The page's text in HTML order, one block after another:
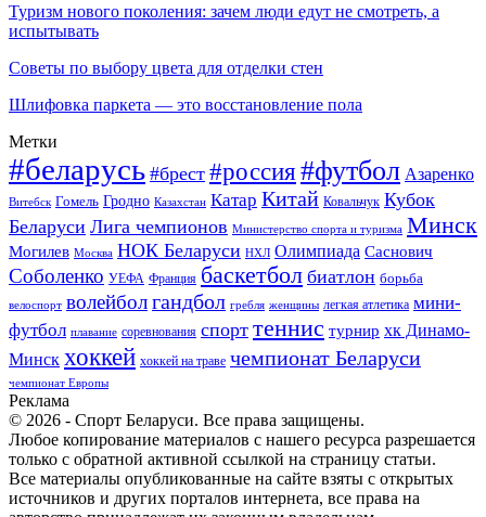
Туризм нового поколения: зачем люди едут не смотреть, а
испытывать
Советы по выбору цвета для отделки стен
Шлифовка паркета — это восстановление пола
Метки
#беларусь #брест #россия#футбол Азаренко
Витебск Гомель Гродно Казахстан Катар Китай Ковальчук Кубок
Беларуси Лига чемпионов Министерство спорта и туризма Минск
Могилев Москва НОК Беларуси НХЛ Олимпиада Саснович
Соболенко УЕФА Франция баскетбол биатлон борьба
велоспорт волейболгандбол гребля женщины легкая атлетика мини-
футбол плавание соревнования спорт теннис турнир хк Динамо-
Минск хоккей хоккей на траве чемпионат Беларуси
чемпионат Европы
Реклама
© 2026 - Спорт Беларуси. Все права защищены.
Любое копирование материалов с нашего ресурса разрешается
только с обратной активной ссылкой на страницу статьи.
Все материалы опубликованные на сайте взяты с открытых
источников и других порталов интернета, все права на